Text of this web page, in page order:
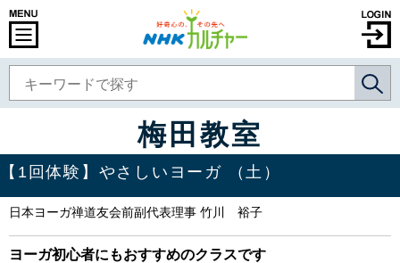
梅田教室
【1回体験】やさしいヨーガ （土）
日本ヨーガ禅道友会前副代表理事 竹川 裕子
ヨーガ初心者にもおすすめのクラスです